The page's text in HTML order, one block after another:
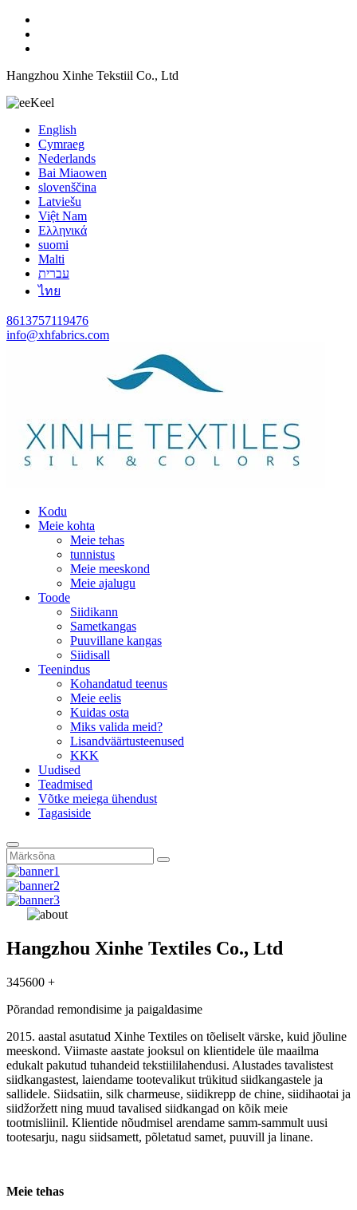
Hangzhou Xinhe Tekstiil Co., Ltd
Keel
English
Cymraeg
Nederlands
Bai Miaowen
slovenščina
Latviešu
Việt Nam
Ελληνικά
suomi
Malti
עברית
ไทย
8613757119476
info@xhfabrics.com
Kodu
Meie kohta
Meie tehas
tunnistus
Meie meeskond
Meie ajalugu
Toode
Siidikann
Sametkangas
Puuvillane kangas
Siidisall
Teenindus
Kohandatud teenus
Meie eelis
Kuidas osta
Miks valida meid?
Lisandväärtusteenused
KKK
Uudised
Teadmised
Võtke meiega ühendust
Tagasiside
Hangzhou Xinhe Textiles Co., Ltd
345600 +
Põrandad remondisime ja paigaldasime
2015. aastal asutatud Xinhe Textiles on tõeliselt värske, kuid jõuline
meeskond. Viimaste aastate jooksul on klientidele üle maailma
edukalt pakutud tuhandeid tekstiililahendusi. Alustades tavalistest
siidkangastest, laiendame tootevalikut trükitud siidkangastele ja
sallidele. Siidsatiin, silk charmeuse, siidikrepp de chine, siidihaotai ja
siidžoržett ning muud tavalised siidkangad on kõik meie
tootmisliinil. Klientide nõudmisel arendame samm-sammult uusi
tootesarju, nagu siidsamett, põletatud samet, puuvill ja linane.
Meie tehas